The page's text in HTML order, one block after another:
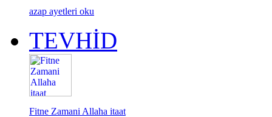
azap ayetleri oku
TEVHİD
Fitne Zamani Allaha itaat